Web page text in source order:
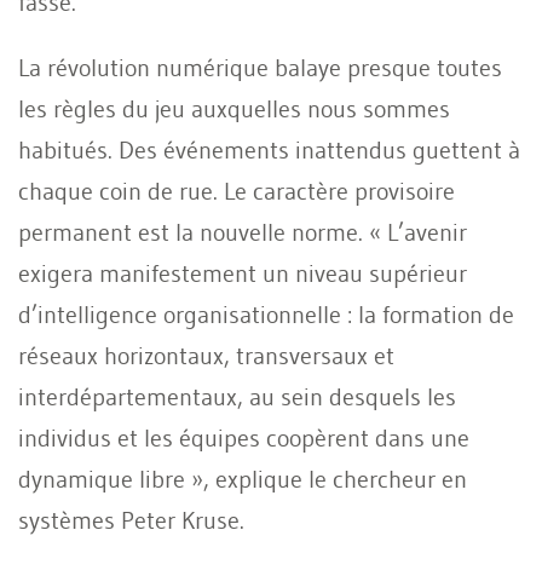
La révolution numérique balaye presque toutes
les règles du jeu auxquelles nous sommes
habitués. Des événements inattendus guettent à
chaque coin de rue. Le caractère provisoire
permanent est la nouvelle norme. « L’avenir
exigera manifestement un niveau supérieur
d’intelligence organisationnelle : la formation de
réseaux horizontaux, transversaux et
interdépartementaux, au sein desquels les
individus et les équipes coopèrent dans une
dynamique libre », explique le chercheur en
systèmes Peter Kruse.